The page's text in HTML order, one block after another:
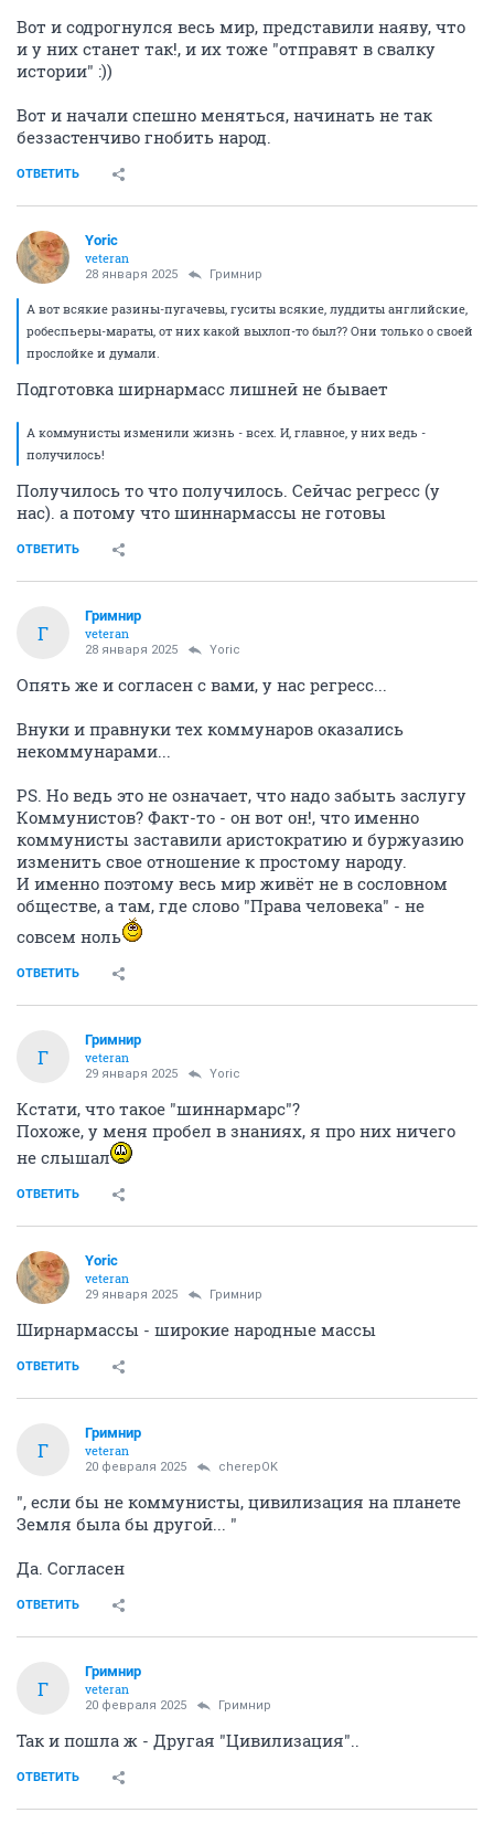
Вот и содрогнулся весь мир, представили наяву, что
и у них станет так!, и их тоже "отправят в свалку
истории" :))
Вот и начали спешно меняться, начинать не так
беззастенчиво гнобить народ.
ОТВЕТИТЬ
Yoric
veteran
28 января 2025 Гримнир
А вот всякие разины-пугачевы, гуситы всякие, луддиты английские,
робеспьеры-мараты, от них какой выхлоп-то был?? Они только о своей
прослойке и думали.
Подготовка ширнармасс лишней не бывает
А коммунисты изменили жизнь - всех. И, главное, у них ведь -
получилось!
Получилось то что получилось. Сейчас регресс (у
нас). а потому что шиннармассы не готовы
ОТВЕТИТЬ
Г
Гримнир
veteran
28 января 2025 Yoric
Опять же и согласен с вами, у нас регресс...
Внуки и правнуки тех коммунаров оказались
некоммунарами...
PS. Но ведь это не означает, что надо забыть заслугу
Коммунистов? Факт-то - он вот он!, что именно
коммунисты заставили аристократию и буржуазию
изменить свое отношение к простому народу.
И именно поэтому весь мир живёт не в сословном
обществе, а там, где слово "Права человека" - не
совсем ноль
ОТВЕТИТЬ
Г
Гримнир
veteran
29 января 2025 Yoric
Кстати, что такое "шиннармарс"?
Похоже, у меня пробел в знаниях, я про них ничего
не слышал
ОТВЕТИТЬ
Yoric
veteran
29 января 2025 Гримнир
Ширнармассы - широкие народные массы
ОТВЕТИТЬ
Г
Гримнир
veteran
20 февраля 2025 cherepOK
", если бы не коммунисты, цивилизация на планете
Земля была бы другой... "
Да. Согласен
ОТВЕТИТЬ
Г
Гримнир
veteran
20 февраля 2025 Гримнир
Так и пошла ж - Другая "Цивилизация"..
ОТВЕТИТЬ